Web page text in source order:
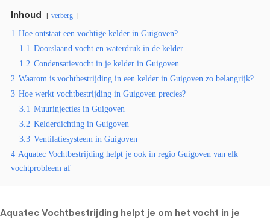
Inhoud verberg
1 Hoe ontstaat een vochtige kelder in Guigoven?
1.1 Doorslaand vocht en waterdruk in de kelder
1.2 Condensatievocht in je kelder in Guigoven
2 Waarom is vochtbestrijding in een kelder in Guigoven zo belangrijk?
3 Hoe werkt vochtbestrijding in Guigoven precies?
3.1 Muurinjecties in Guigoven
3.2 Kelderdichting in Guigoven
3.3 Ventilatiesysteem in Guigoven
4 Aquatec Vochtbestrijding helpt je ook in regio Guigoven van elk
vochtprobleem af
Aquatec Vochtbestrijding helpt je om het vocht in je